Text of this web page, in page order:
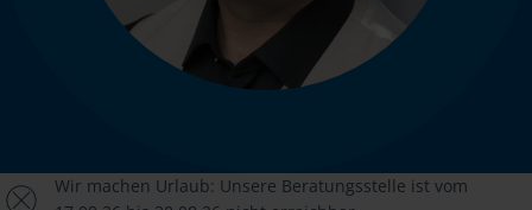
Wir machen Urlaub: Unsere Beratungsstelle ist vom